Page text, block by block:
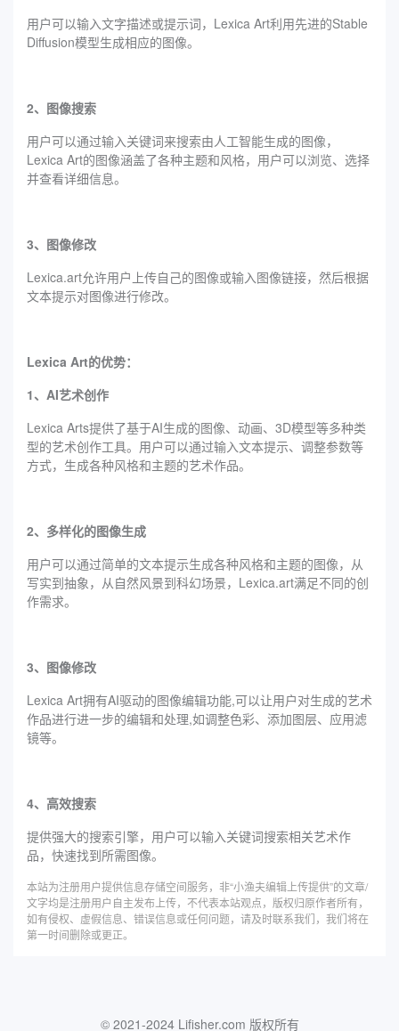
用户可以输入文字描述或提示词，Lexica Art利用先进的Stable
Diffusion模型生成相应的图像。
2、图像搜索
用户可以通过输入关键词来搜索由人工智能生成的图像，
Lexica Art的图像涵盖了各种主题和风格，用户可以浏览、选择
并查看详细信息。
3、图像修改
Lexica.art允许用户上传自己的图像或输入图像链接，然后根据
文本提示对图像进行修改。
Lexica Art的优势：
1、AI艺术创作
Lexica Arts提供了基于AI生成的图像、动画、3D模型等多种类
型的艺术创作工具。用户可以通过输入文本提示、调整参数等
方式，生成各种风格和主题的艺术作品。
2、多样化的图像生成
用户可以通过简单的文本提示生成各种风格和主题的图像，从
写实到抽象，从自然风景到科幻场景，Lexica.art满足不同的创
作需求。
3、图像修改
Lexica Art拥有AI驱动的图像编辑功能,可以让用户对生成的艺术
作品进行进一步的编辑和处理,如调整色彩、添加图层、应用滤
镜等。
4、高效搜索
提供强大的搜索引擎，用户可以输入关键词搜索相关艺术作
品，快速找到所需图像。
本站为注册用户提供信息存储空间服务，非“小渔夫编辑上传提供”的文章/
文字均是注册用户自主发布上传，不代表本站观点，版权归原作者所有，
如有侵权、虚假信息、错误信息或任何问题，请及时联系我们，我们将在
第一时间删除或更正。
© 2021-2024 Lifisher.com 版权所有